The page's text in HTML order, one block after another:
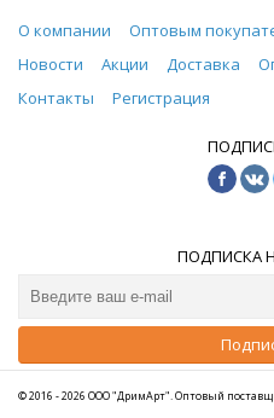
О компании Оптовым
Новости
Акции Доставка
Контакты
Регистрация
ПОДПИСКА
© 2016 - 2026 ООО "ДримАрт". Оптовый